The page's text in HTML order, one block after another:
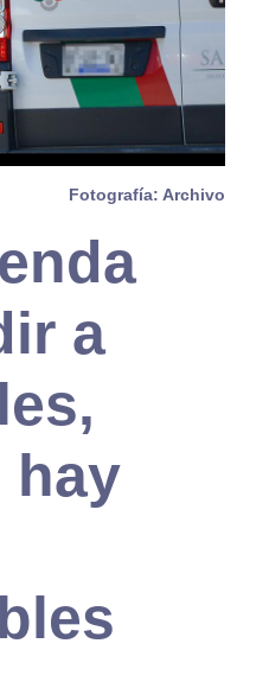
Fotografía: Archivo
a
hay